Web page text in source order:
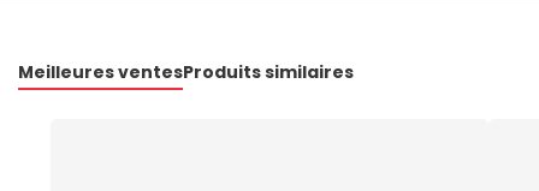
Meilleures ventesProduits similaires